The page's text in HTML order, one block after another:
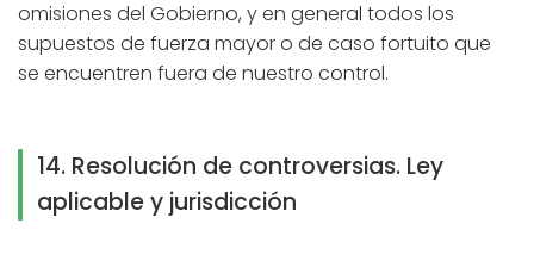
omisiones del Gobierno, y en general todos los
supuestos de fuerza mayor o de caso fortuito que
se encuentren fuera de nuestro control.
14. Resolución de controversias. Ley
aplicable y jurisdicción